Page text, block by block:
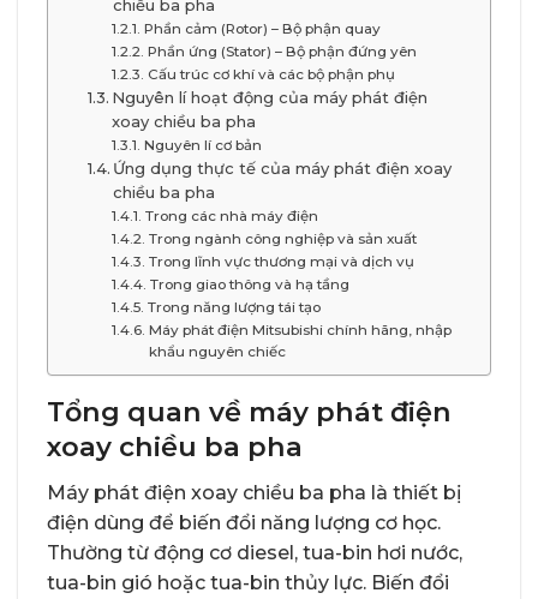
chiều ba pha
Phần cảm (Rotor) – Bộ phận quay
Phần ứng (Stator) – Bộ phận đứng yên
Cấu trúc cơ khí và các bộ phận phụ
Nguyên lí hoạt động của máy phát điện
xoay chiều ba pha
Nguyên lí cơ bản
Ứng dụng thực tế của máy phát điện xoay
chiều ba pha
Trong các nhà máy điện
Trong ngành công nghiệp và sản xuất
Trong lĩnh vực thương mại và dịch vụ
Trong giao thông và hạ tầng
Trong năng lượng tái tạo
Máy phát điện Mitsubishi chính hãng, nhập
khẩu nguyên chiếc
Tổng quan về máy phát điện
xoay chiều ba pha
Máy phát điện xoay chiều ba pha là thiết bị
điện dùng để biến đổi năng lượng cơ học.
Thường từ động cơ diesel, tua-bin hơi nước,
tua-bin gió hoặc tua-bin thủy lực. Biến đổi